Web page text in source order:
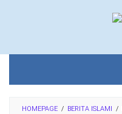
HOMEPAGE / BERITA ISLAMI /